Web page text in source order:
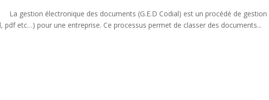
La gestion électronique des documents (G.E.D Codial) est un procédé de gestion
pdf etc…) pour une entreprise. Ce processus permet de classer des documents...